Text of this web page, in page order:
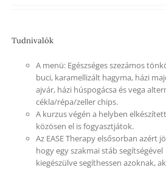
Tudnivalók
A menü: Egészséges szezámos
buci, karamellizált hagyma, házi
ajvár, házi húspogácsa és vega
cékla/répa/zeller chips.
A kurzus végén a helyben
közösen el is fogyasztjátok.
Az EASE Therapy elsősorban azért
hogy egy szakmai stáb segítségével
kiegészülve segíthessen azoknak,